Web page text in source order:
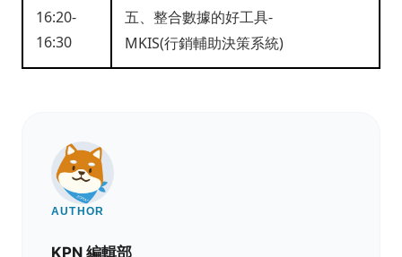
16:20-
16:30
五、整合數據的好工具-
MKIS(行銷輔助決策系統)
AUTHOR
KPN 編輯部